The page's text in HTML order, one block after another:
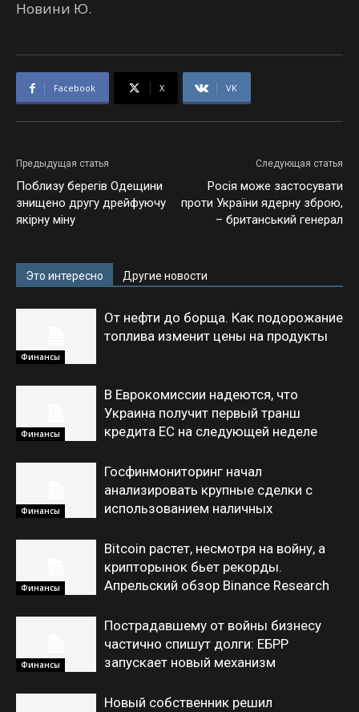
Новини Ю.
Facebook X VK
Предыдущая статья
Поблизу берегів Одещини
знищено другу дрейфуючу
якірну міну
Следующая статья
Росія може застосувати
проти України ядерну зброю,
– британський генерал
Это интересно Другие новости
Финансы
От нефти до борща. Как подорожание
топлива изменит цены на продукты
Финансы
В Еврокомиссии надеются, что
Украина получит первый транш
кредита ЕС на следующей неделе
Финансы
Госфинмониторинг начал
анализировать крупные сделки с
использованием наличных
Финансы
Bitcoin растет, несмотря на войну, а
крипторынок бьет рекорды.
Апрельский обзор Binance Research
Финансы
Пострадавшему от войны бизнесу
частично спишут долги: ЕБРР
запускает новый механизм
Новый собственник решил